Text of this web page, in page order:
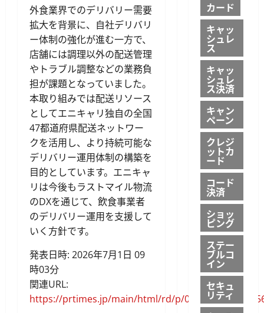
外食業界でのデリバリー需要
拡大を背景に、自社デリバリ
ー体制の強化が進む一方で、
店舗には調理以外の配送管理
やトラブル調整などの業務負
担が課題となっていました。
本取り組みでは配送リソース
としてエニキャリ独自の全国
47都道府県配送ネットワー
クを活用し、より持続可能な
デリバリー運用体制の構築を
目的としています。エニキャ
リは今後もラストマイル物流
のDXを通じて、飲食事業者
のデリバリー運用を支援して
いく方針です。
発表日時: 2026年7月1日 09
時03分
関連URL:
https://prtimes.jp/main/html/rd/p/
カード
キャッ
シュレ
ス
キャッ
シュレ
ス決済
キャン
ペーン
クレジ
ットカ
ード
コード
決済
ショッ
ピング
ステー
ブルコ
イン
セキュ
リティ